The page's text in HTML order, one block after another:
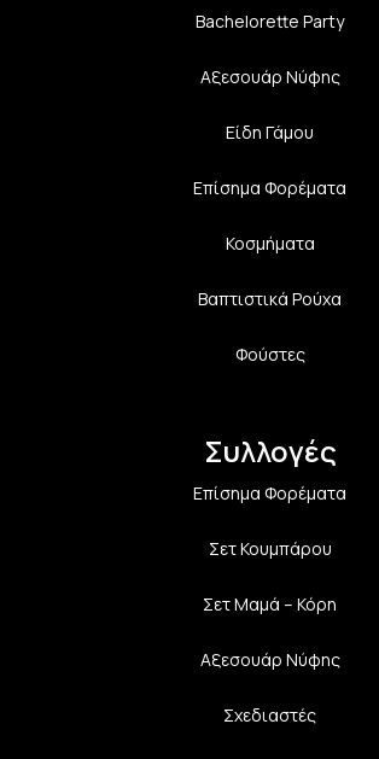
Bachelorette Party
Αξεσουάρ Νύφης
Είδη Γάμου
Επίσημα Φορέματα
Κοσμήματα
Βαπτιστικά Ρούχα
Φούστες
Συλλογές
Επίσημα Φορέματα
Σετ Κουμπάρου
Σετ Μαμά – Κόρη
Αξεσουάρ Νύφης
Σχεδιαστές